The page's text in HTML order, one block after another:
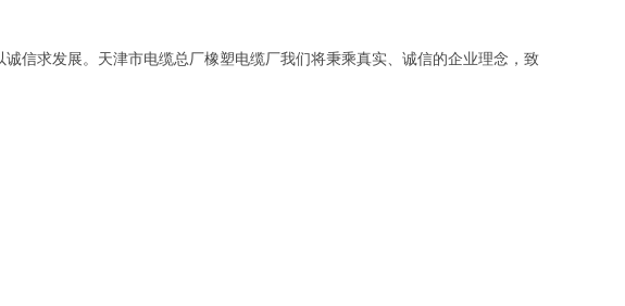
信求发展。天津市电缆总厂橡塑电缆厂我们将秉乘真实、诚信的企业理念，致